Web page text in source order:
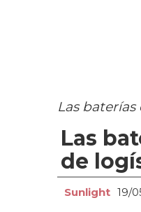
Las
Las
de
Sunlight 19/